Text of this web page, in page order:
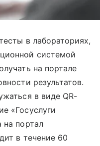
в лабораториях,
системой
на портале
результатов.
в виде QR-
«Госуслуги
на портал
в течение 60